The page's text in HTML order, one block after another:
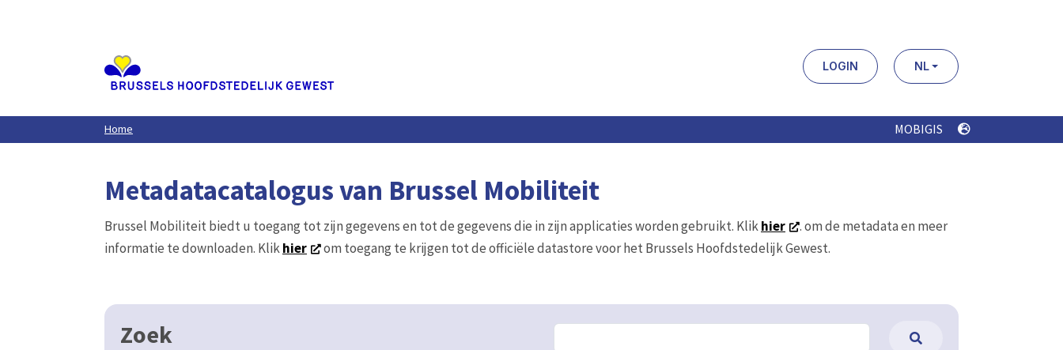
LOGIN NL
Home MOBIGIS
Metadatacatalogus van Brussel Mobiliteit
Brussel Mobiliteit biedt u toegang tot zijn gegevens en tot de gegevens die in zijn applicaties worden gebruikt. Klikhier
. om de metadata en meer
informatie te downloaden. Klikhier om toegang te krijgen tot de officiële datastore voor het Brussels Hoofdstedelijk Gewest.
Zoek